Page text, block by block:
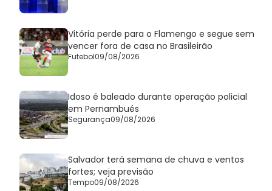
Vitória perde para o Flamengo e segue sem
vencer fora de casa no Brasileirão
Futebol09/08/2026
Idoso é baleado durante operação policial
em Pernambués
Segurança09/08/2026
Salvador terá semana de chuva e ventos
fortes; veja previsão
Tempo09/08/2026